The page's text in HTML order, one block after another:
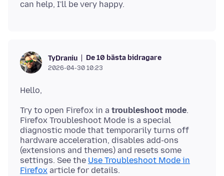
TyDraniu De 10 bästa bidragare
2026-04-30 10:23
Try to open Firefox in a troubleshoot mode.
Firefox Troubleshoot Mode is a special
diagnostic mode that temporarily turns off
hardware acceleration, disables add-ons
(extensions and themes) and resets some
settings. See the Use Troubleshoot Mode in
Firefox